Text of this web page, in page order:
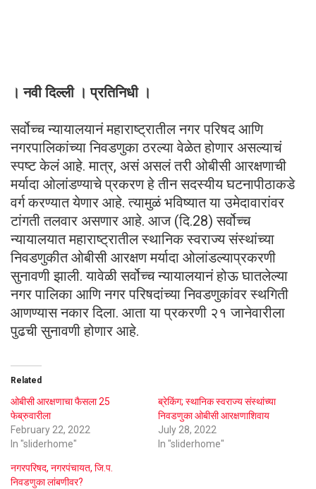
। नवी दिल्ली । प्रतिनिधी ।
सर्वोच्च न्यायालयानं महाराष्ट्रातील नगर परिषद आणि
नगरपालिकांच्या निवडणुका ठरल्या वेळेत होणार असल्याचं
स्पष्ट केलं आहे. मात्र, असं असलं तरी ओबीसी आरक्षणाची
मर्यादा ओलांडण्याचे प्रकरण हे तीन सदस्यीय घटनापीठाकडे
वर्ग करण्यात येणार आहे. त्यामुळं भविष्यात या उमेदावारांवर
टांगती तलवार असणार आहे. आज (दि.28) सर्वोच्च
न्यायालयात महाराष्ट्रातील स्थानिक स्वराज्य संस्थांच्या
निवडणुकीत ओबीसी आरक्षण मर्यादा ओलांडल्याप्रकरणी
सुनावणी झाली. यावेळी सर्वोच्च न्यायालयानं होऊ घातलेल्या
नगर पालिका आणि नगर परिषदांच्या निवडणुकांवर स्थगिती
आणण्यास नकार दिला. आता या प्रकरणी २१ जानेवारीला
पुढची सुनावणी होणार आहे.
Related
ओबीसी आरक्षणाचा फैसला 25
फेब्रुवारीला
February 22, 2022
In "sliderhome"
ब्रेकिंग; स्थानिक स्वराज्य संस्थांच्या
निवडणुका ओबीसी आरक्षणाशिवाय
July 28, 2022
In "sliderhome"
नगरपरिषद, नगरपंचायत, जि.प.
निवडणुका लांबणीवर?